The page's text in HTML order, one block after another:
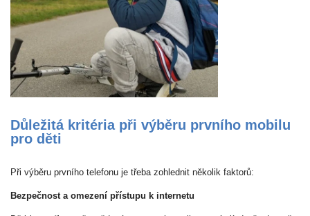
Důležitá kritéria při výběru prvního mobilu
pro děti
Při výběru prvního telefonu je třeba zohlednit několik faktorů:
Bezpečnost a omezení přístupu k internetu